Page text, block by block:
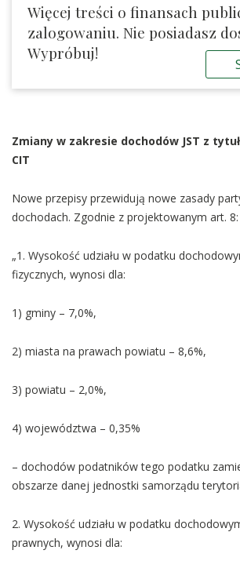
Więcej treści o finansach
zalogowaniu. Nie posiadasz
Wypróbuj!
Zmiany w zakresie dochodów JST z
CIT
Nowe przepisy przewidują nowe zasady
dochodach. Zgodnie z projektowanym art. 8:
„1. Wysokość udziału w podatku
fizycznych, wynosi dla:
1) gminy – 7,0%,
2) miasta na prawach powiatu – 8,6%,
3) powiatu – 2,0%,
4) województwa – 0,35%
– dochodów podatników tego podatku
obszarze danej jednostki samorządu
2. Wysokość udziału w podatku
prawnych, wynosi dla: